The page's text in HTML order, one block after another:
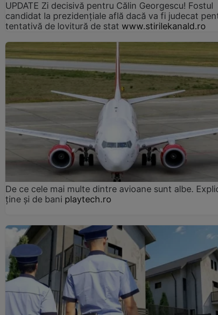
UPDATE Zi decisivă pentru Călin Georgescu! Fostul
candidat la prezidențiale află dacă va fi judecat
tentativă de lovitură de stat www.stirilekanald.ro
De ce cele mai multe dintre avioane sunt albe.
ține și de bani playtech.ro